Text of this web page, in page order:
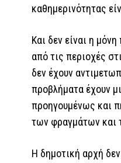
καθημερινότητας
Και δεν είναι η
από τις περιοχές
δεν έχουν
προβλήματα έχουν
προηγουμένως και
των φραγμάτων και
Η δημοτική αρχή